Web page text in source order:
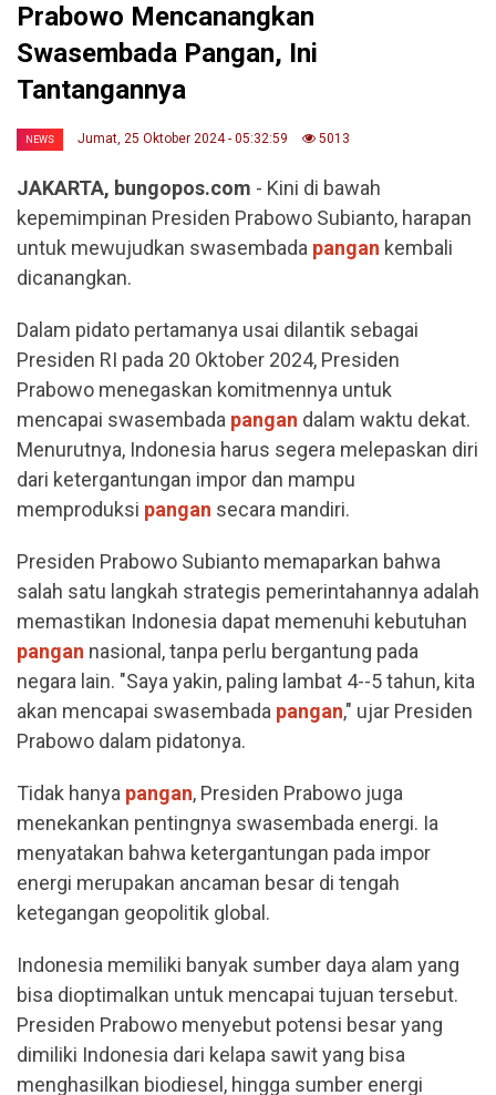
Prabowo Mencanangkan
Swasembada Pangan, Ini
Tantangannya
NEWS Jumat, 25 Oktober 2024 - 05:32:59 5013
JAKARTA, bungopos.com - Kini di bawah
kepemimpinan Presiden Prabowo Subianto, harapan
untuk mewujudkan swasembada pangan kembali
dicanangkan.
Dalam pidato pertamanya usai dilantik sebagai
Presiden RI pada 20 Oktober 2024, Presiden
Prabowo menegaskan komitmennya untuk
mencapai swasembada pangan dalam waktu dekat.
Menurutnya, Indonesia harus segera melepaskan diri
dari ketergantungan impor dan mampu
memproduksi pangan secara mandiri.
Presiden Prabowo Subianto memaparkan bahwa
salah satu langkah strategis pemerintahannya adalah
memastikan Indonesia dapat memenuhi kebutuhan
pangan nasional, tanpa perlu bergantung pada
negara lain. "Saya yakin, paling lambat 4--5 tahun, kita
akan mencapai swasembada pangan," ujar Presiden
Prabowo dalam pidatonya.
Tidak hanya pangan, Presiden Prabowo juga
menekankan pentingnya swasembada energi. Ia
menyatakan bahwa ketergantungan pada impor
energi merupakan ancaman besar di tengah
ketegangan geopolitik global.
Indonesia memiliki banyak sumber daya alam yang
bisa dioptimalkan untuk mencapai tujuan tersebut.
Presiden Prabowo menyebut potensi besar yang
dimiliki Indonesia dari kelapa sawit yang bisa
menghasilkan biodiesel, hingga sumber energi